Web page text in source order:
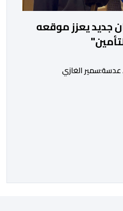
جديد يعزز موقعه
الغازي